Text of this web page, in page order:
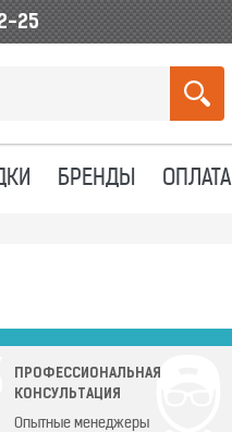
25
БРЕНДЫ ОПЛАТА
ПРОФЕССИОНАЛЬНАЯ
КОНСУЛЬТАЦИЯ
Опытные менеджеры